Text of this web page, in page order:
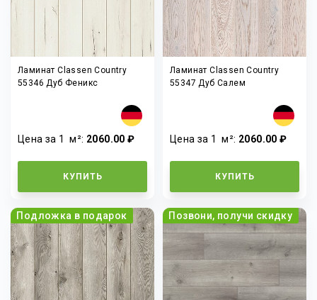
Ламинат Classen Country
55346 Дуб Феникс
Цена за 1м²: 2060.00 ₽
КУПИТЬ
Ламинат Classen Country
55347 Дуб Салем
Цена за 1м²: 2060.00 ₽
КУПИТЬ
Подложка в подарок Позвони, получи скидку